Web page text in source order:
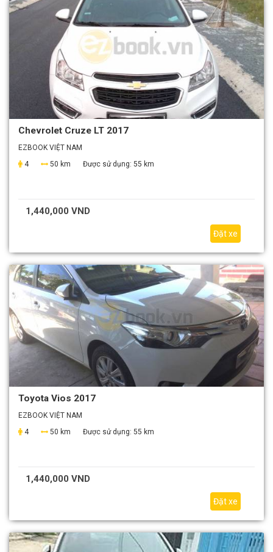
Chevrolet Cruze LT 2017
EZBOOK VIỆT NAM
4
50 km Được sử dụng: 55 km
1,440,000 VND
Đặt xe
Toyota Vios 2017
EZBOOK VIỆT NAM
4
50 km Được sử dụng: 55 km
1,440,000 VND
Đặt xe